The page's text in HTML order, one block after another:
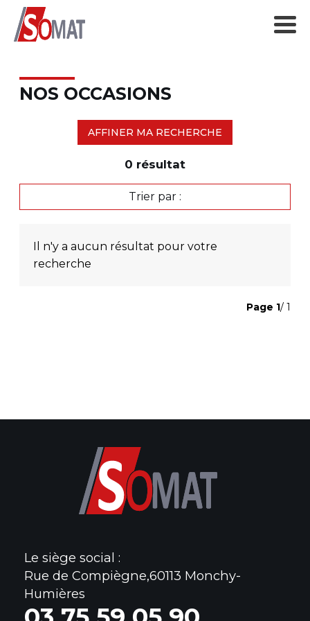
NOS OCCASIONS
AFFINER MA RECHERCHE
0 résultat
Trier par :
Il n'y a aucun résultat pour votre
recherche
Page 1/ 1
Le siège social :
Rue de Compiègne,60113 Monchy-
Humières